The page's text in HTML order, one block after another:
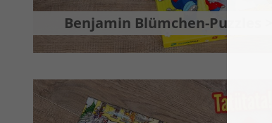
Benjamin Blümchen-Puzzles >>